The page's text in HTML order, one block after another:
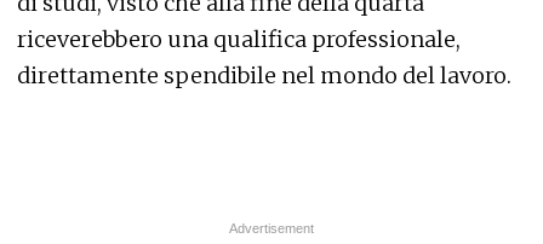
riceverebbero una qualifica professionale,
direttamente spendibile nel mondo del lavoro.